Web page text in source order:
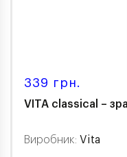
339 грн.
VITA classical –
Виробник: Vita